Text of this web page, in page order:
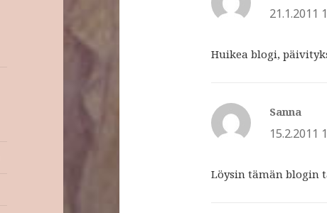
21.1.2011
Huikea blogi,
Sanna
15.2.2011
Löysin tämän blogin